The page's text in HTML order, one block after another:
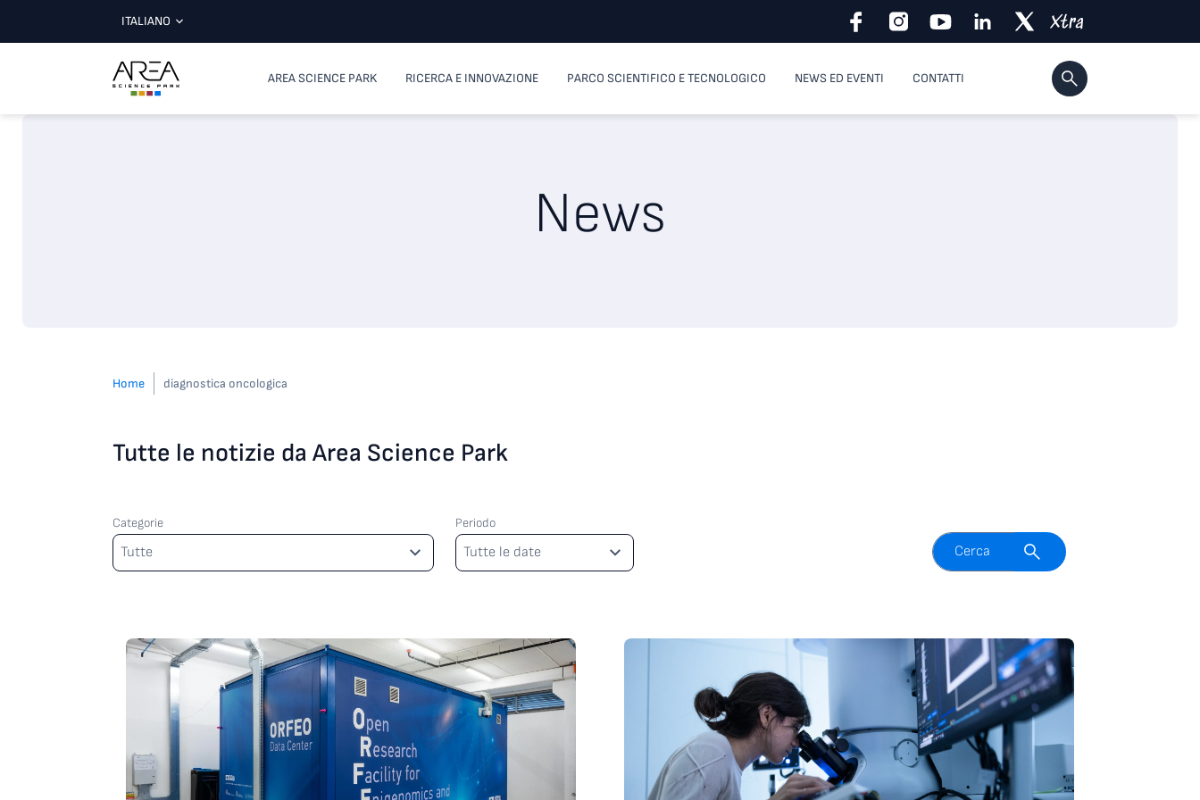
ITALIANO
AREA SCIENCE PARK RICERCA E INNOVAZIONE PARCO SCIENTIFICO E TECNOLOGICO NEWS ED EVENTI CONTATTI
News
Home diagnostica oncologica
Tutte le notizie da Area Science Park
Categorie
Categorie
Tutte
Periodo
Periodo
Tutte le date
Attiva il campo di ricercaCerca